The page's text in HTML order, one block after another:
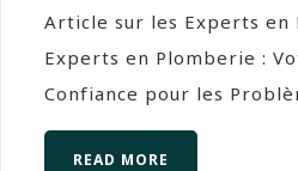
Article sur les Experts en
Experts en Plomberie :
Confiance pour les
READ MORE